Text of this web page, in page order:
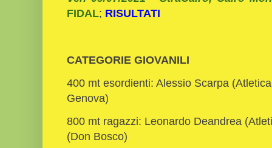
FIDAL; RISULTATI
CATEGORIE GIOVANILI
400 mt esordienti: Alessio Scarpa
Genova)
800 mt ragazzi: Leonardo Deandrea
(Don Bosco)